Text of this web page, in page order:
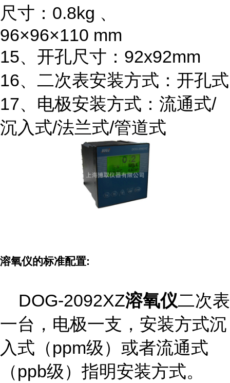
尺寸：0.8kg 、
96×96×110 mm
15、开孔尺寸：92x92mm
16、二次表安装方式：开孔式
17、电极安装方式：流通式/
沉入式/法兰式/管道式
溶氧仪的标准配置:
DOG-2092XZ溶氧仪二次表
一台，电极一支，安装方式沉
入式（ppm级）或者流通式
（ppb级）指明安装方式。